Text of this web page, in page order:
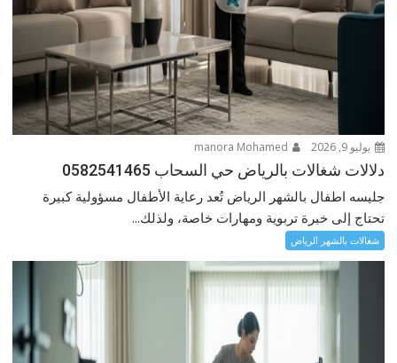
يوليو 9, 2026
دلالات شغالات بالرياض حي السحاب 0582541465
جليسه اطفال بالشهر الرياض تُعد رعاية الأطفال مسؤولية كبيرة
تحتاج إلى خبرة تربوية ومهارات خاصة، ولذلك...
شغالات بالشهر الرياض